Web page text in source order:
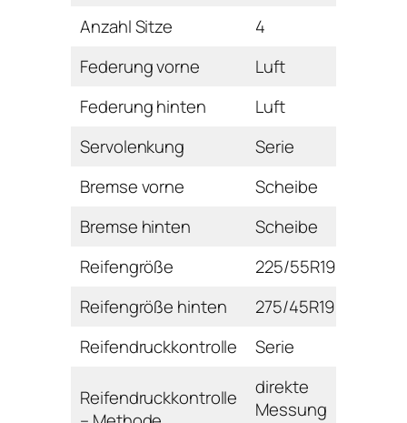
Anzahl Sitze
4
Federung vorne
Luft
Federung hinten
Luft
Servolenkung
Serie
Bremse vorne
Scheibe
Bremse hinten
Scheibe
Reifengröße
225/55R19
Reifengröße hinten
275/45R19
Reifendruckkontrolle
Serie
Reifendruckkontrolle
direkte
Messung